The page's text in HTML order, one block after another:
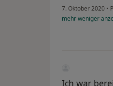
7. Oktober 2020 •
mehrweniger
Ich war